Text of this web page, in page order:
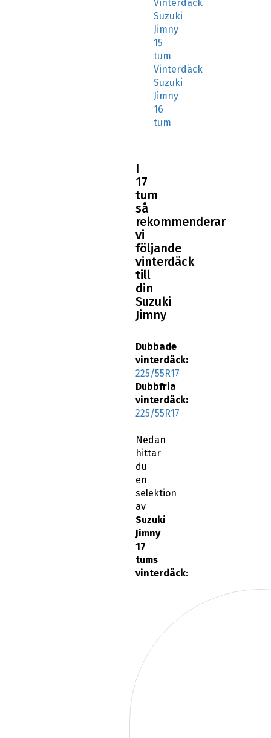
Vinterdäck
Suzuki
Jimny
15
tum
Vinterdäck
Suzuki
Jimny
16
tum
I
17
tum
så
rekommenderar
vi
följande
vinterdäck
till
din
Suzuki
Jimny
Dubbade
vinterdäck:
225/55R17
Dubbfria
vinterdäck:
225/55R17
Nedan
hittar
du
en
selektion
av
Suzuki
Jimny
17
tums
vinterdäck: